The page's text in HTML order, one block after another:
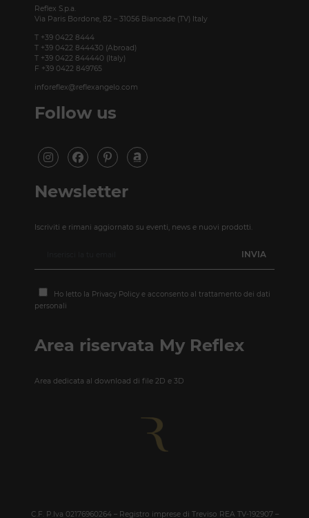
Reflex S.p.a.
Via Paris Bordone, 82 – 31056 Biancade (TV) Italy
T +39 0422 8444
T +39 0422 844430 (Abroad)
T +39 0422 844440 (Italy)
F +39 0422 849765
inforeflex@reflexangelo.com
Follow us
Newsletter
Iscriviti e rimani aggiornato su eventi, news e nuovi prodotti.
Ho letto la Privacy Policy e acconsento al trattamento dei dati
personali
Area riservata My Reflex
Area dedicata al download di file 2D e 3D
C.F. P.Iva 02176960264 – Registro imprese di Treviso REA TV-192907 –